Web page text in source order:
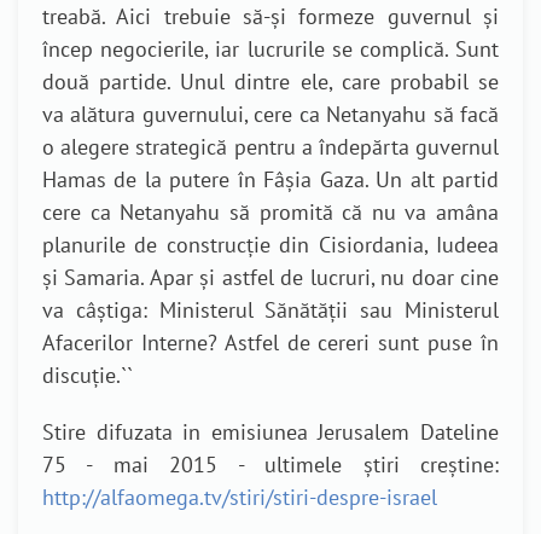
treabă. Aici trebuie să-și formeze guvernul și
încep negocierile, iar lucrurile se complică. Sunt
două partide. Unul dintre ele, care probabil se
va alătura guvernului, cere ca Netanyahu să facă
o alegere strategică pentru a îndepărta guvernul
Hamas de la putere în Fâșia Gaza. Un alt partid
cere ca Netanyahu să promită că nu va amâna
planurile de construcție din Cisiordania, Iudeea
și Samaria. Apar și astfel de lucruri, nu doar cine
va câștiga: Ministerul Sănătății sau Ministerul
Afacerilor Interne? Astfel de cereri sunt puse în
discuție.``
Stire difuzata in emisiunea Jerusalem Dateline
75 - mai 2015 - ultimele știri creștine:
http://alfaomega.tv/stiri/stiri-despre-israel